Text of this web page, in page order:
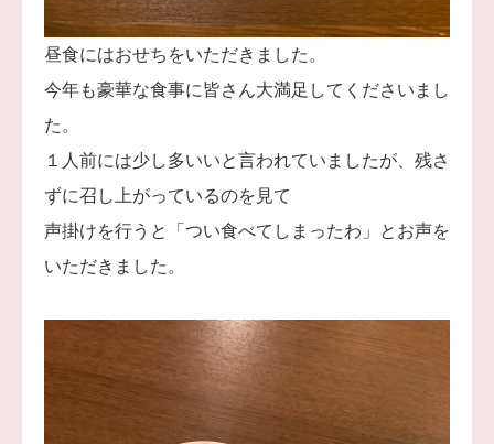
昼食にはおせちをいただきました。
今年も豪華な食事に皆さん大満足してくださいまし
た。
１人前には少し多いいと言われていましたが、残さ
ずに召し上がっているのを見て
声掛けを行うと「つい食べてしまったわ」とお声を
いただきました。